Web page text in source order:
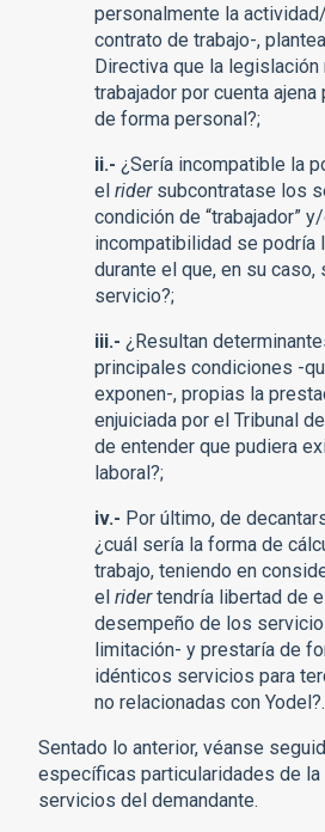
personalmente la
contrato de trabajo-,
Directiva que la legislación
trabajador por cuenta
de forma personal?;
ii.- ¿Sería incompatible la
elrider subcontratase los
condición de “trabajador”
incompatibilidad se podría
durante el que, en su
servicio?;
iii.- ¿Resultan
principales condiciones -
exponen-, propias la
enjuiciada por el Tribunal
de entender que pudiera
laboral?;
iv.- Por último, de
¿cuál sería la forma de
trabajo, teniendo en
elridertendría libertad de
desempeño de los
limitación- y prestaría de
idénticos servicios para
no relacionadas con Yodel?.
Sentado lo anterior, véanse
específicas particularidades de
servicios del demandante.